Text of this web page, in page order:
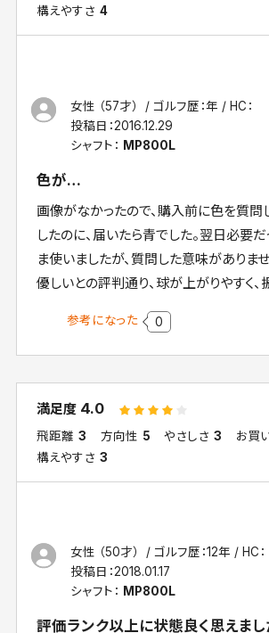
構えやすさ 4
女性 （57才） ゴルフ歴：年
HC：
投稿日：2016.12.29
シャフト： MP800L
色が…
画像がなかったので、購入前に色を質問
したのに、届いたら青でした。翌日必要
ま使いましたが、質問した意味がありま
優しいとの評判通り、球が上がりやすく、
参考になった 0
満足度 4.0
飛距離 3 方向性 5 やさしさ 3 お買
構えやすさ 3
女性 （50才） ゴルフ歴：12年
HC：
投稿日：2018.01.17
シャフト： MP800L
評価ランク以上に状態良く思えまし